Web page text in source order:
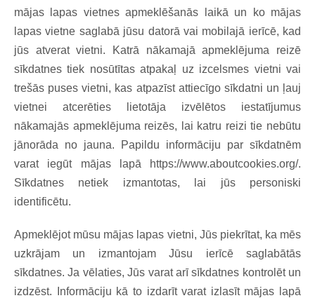
mājas lapas vietnes apmeklēšanās laikā un ko mājas
lapas vietne saglabā jūsu datorā vai mobilajā ierīcē, kad
jūs atverat vietni. Katrā nākamajā apmeklējuma reizē
sīkdatnes tiek nosūtītas atpakaļ uz izcelsmes vietni vai
trešās puses vietni, kas atpazīst attiecīgo sīkdatni un ļauj
vietnei atcerēties lietotāja izvēlētos iestatījumus
nākamajās apmeklējuma reizēs, lai katru reizi tie nebūtu
jānorāda no jauna. Papildu informāciju par sīkdatnēm
varat iegūt mājas lapā https://www.aboutcookies.org/.
Sīkdatnes netiek izmantotas, lai jūs personiski
identificētu.
Apmeklējot mūsu mājas lapas vietni, Jūs piekrītat, ka mēs
uzkrājam un izmantojam Jūsu ierīcē saglabātās
sīkdatnes. Ja vēlaties, Jūs varat arī sīkdatnes kontrolēt un
izdzēst. Informāciju kā to izdarīt varat izlasīt mājas lapā